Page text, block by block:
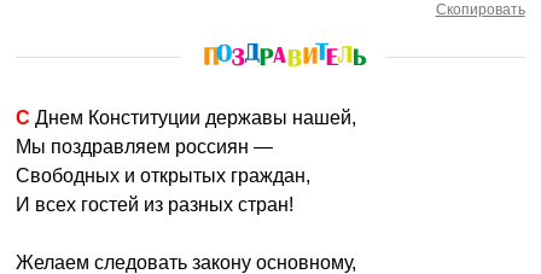
Скопировать
С Днем Конституции державы нашей,
Мы поздравляем россиян —
Свободных и открытых граждан,
И всех гостей из разных стран!
Желаем следовать закону основному,